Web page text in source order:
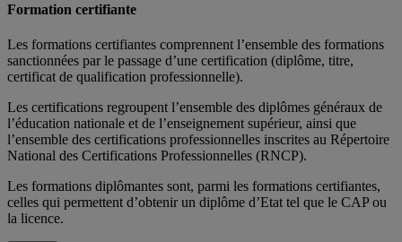
Formation certifiante
Les formations certifiantes comprennent l’ensemble des formations
sanctionnées par le passage d’une certification (diplôme, titre,
certificat de qualification professionnelle).
Les certifications regroupent l’ensemble des diplômes généraux de
l’éducation nationale et de l’enseignement supérieur, ainsi que
l’ensemble des certifications professionnelles inscrites au Répertoire
National des Certifications Professionnelles (RNCP).
Les formations diplômantes sont, parmi les formations certifiantes,
celles qui permettent d’obtenir un diplôme d’Etat tel que le CAP ou
la licence.